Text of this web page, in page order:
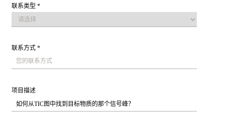
联系类型 *
联系方式 *
项目描述